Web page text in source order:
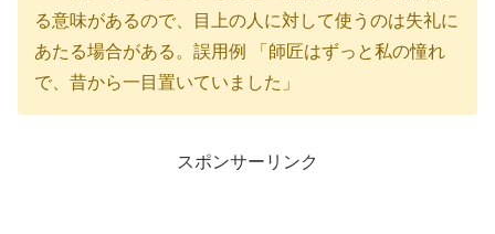
る意味があるので、目上の人に対して使うのは失礼に
あたる場合がある。誤用例 「師匠はずっと私の憧れ
で、昔から一目置いていました」
スポンサーリンク